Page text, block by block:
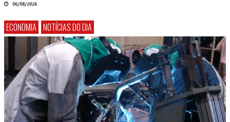
06/08/2026
ECONOMIA NOTÍCIAS DO DIA